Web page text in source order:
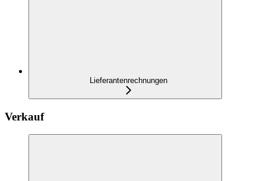
Lieferantenrechnungen
Verkauf